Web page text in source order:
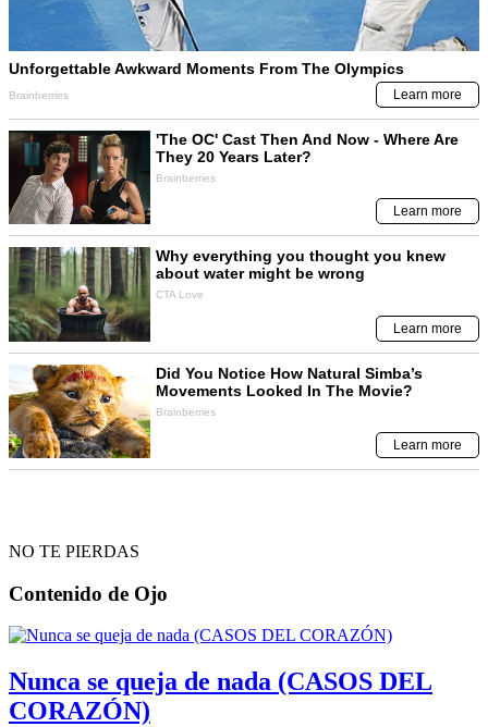
NO TE PIERDAS
Contenido de Ojo
Nunca se queja de nada (CASOS DEL
CORAZÓN)